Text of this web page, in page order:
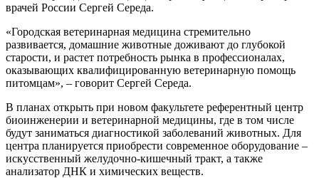
врачей России Сергей Середа.
«Городская ветеринарная медицина стремительно
развивается, домашние животные доживают до глубокой
старости, и растет потребность рынка в профессионалах,
оказывающих квалифицированную ветеринарную помощь
питомцам», – говорит Сергей Середа.
В планах открыть при новом факультете референтный центр
биоинженерии и ветеринарной медицины, где в том числе
будут заниматься диагностикой заболеваний животных. Для
центра планируется приобрести современное оборудование –
искусственный желудочно-кишечный тракт, а также
анализатор ДНК и химических веществ.